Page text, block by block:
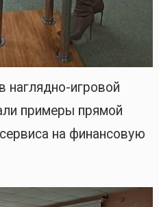
наглядно-игровой
примеры прямой
на финансовую